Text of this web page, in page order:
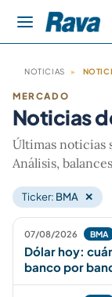
NOTICIAS ▸
MERCADO
Noticias
Últimas noticias
Análisis,
Ticker: BMA ✕
07/08/2026 BMA
Dólar hoy:
banco por